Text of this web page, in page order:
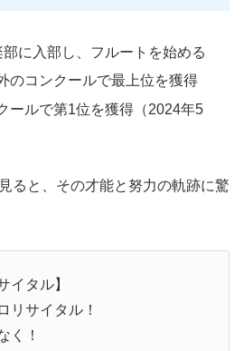
に入部し、フルートを始める
のコンクールで最上位を獲得
ールで第1位を獲得（2024年5
ると、その才能と努力の軌跡に驚
イタル】
リサイタル！
く！